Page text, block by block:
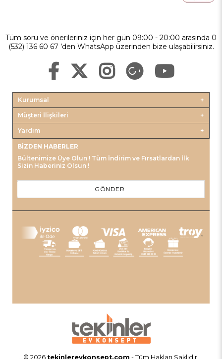
Tüm soru ve önerileriniz için her gün 09:00 - 20:00 arasında 0
(532) 136 60 67 ’den WhatsApp üzerinden bize ulaşabilirsiniz.
Kurumsal
Müşteri İlişkileri
Yardım
BIZDEN HABERLER
Bültenimize Üye Olun ! Tüm İndirim ve Fırsatlardan İlk
Sizin Haberiniz Olsun !
GÖNDER
© 2026 tekinlerevkonsept.com - Tüm Hakları Saklıdır.